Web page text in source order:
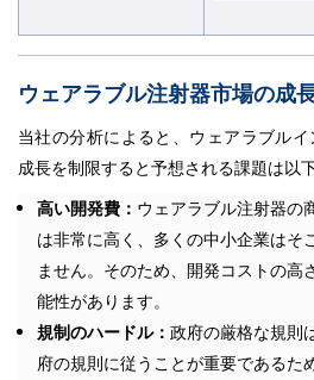
ウェアラブル注射器市場の成
当社の分析によると、ウェアラブル
成長を制限すると予想される課題は以
高い開発費： ウェアラブル注射器の
は非常に高く、多くの中小企業はそ
ません。そのため、開発コストの高
能性があります。
規制のハードル： 政府の厳格な規則
府の規則に従うことが重要であるた